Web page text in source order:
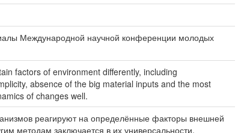
Международной научной конференции молодых
factors of environment differently, including
absence of the big material inputs and the most
of changes well.
реагируют на определённые факторы внешней
методам заключается в их универсальности,